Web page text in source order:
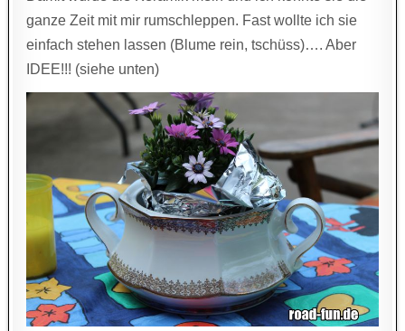
ganze Zeit mit mir rumschleppen. Fast wollte ich sie
einfach stehen lassen (Blume rein, tschüss)…. Aber
IDEE!!! (siehe unten)